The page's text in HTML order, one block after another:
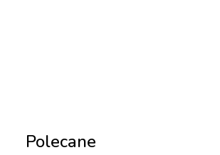
nim najciekawsze”, mówi
Polecane